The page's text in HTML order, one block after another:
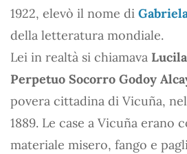
1922, elevò il nome di
della letteratura mondiale.
Lei in realtà si chiamava
Perpetuo Socorro Godoy
povera cittadina di Vicuña,
1889. Le case a Vicuña erano
materiale misero, fango e